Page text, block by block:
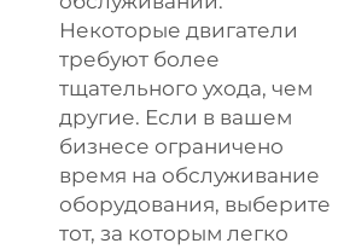
Некоторые двигатели
требуют более
тщательного ухода, чем
другие. Если в вашем
бизнесе ограничено
время на обслуживание
оборудования, выберите
тот, за которым легко